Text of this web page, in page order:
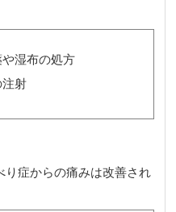
湿布の処方
射
り症からの痛みは改善され